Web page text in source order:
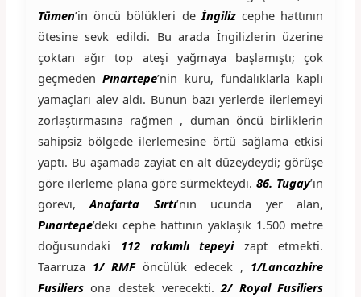
Tümen’in öncü bölükleri deİngiliz cephe hattının
ötesine sevk edildi. Bu arada İngilizlerin üzerine
çoktan ağır top ateşi yağmaya başlamıştı; çok
geçmedenPınartepe’nin kuru, fundalıklarla kaplı
yamaçları alev aldı. Bunun bazı yerlerde ilerlemeyi
zorlaştırmasına rağmen , duman öncü birliklerin
sahipsiz bölgede ilerlemesine örtü sağlama etkisi
yaptı. Bu aşamada zayiat en alt düzeydeydi; görüşe
göre ilerleme plana göre sürmekteydi.86. Tugay’ın
görevi,Anafarta Sırtı’nın ucunda yer alan,
Pınartepe’deki cephe hattının yaklaşık 1.500 metre
doğusundaki 112 rakımlı tepeyi
zapt etmekti.
Taarruza 1/ RMFöncülük edecek , 1/Lancazhire
Fusiliersona destek verecekti.2/ Royal Fusiliers